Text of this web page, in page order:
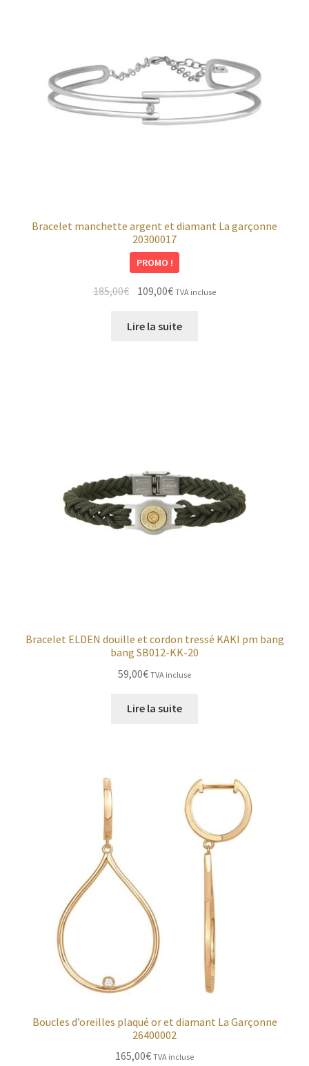
Bracelet manchette argent et diamant La garçonne
20300017
PROMO !
185,00€ Le
initial
109,00€Le
actuel
TVA incluse
Lire la suite
Bracelet ELDEN douille et cordon tressé KAKI pm bang
bang SB012-KK-20
59,00€ TVA incluse
Lire la suite
Boucles d’oreilles plaqué or et diamant La Garçonne
26400002
165,00€ TVA incluse